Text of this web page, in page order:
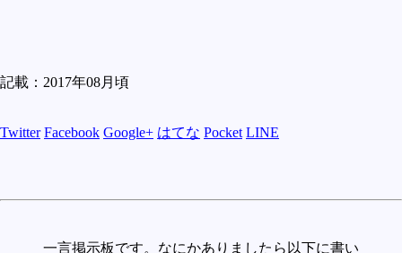
記載：2017年08月頃
Twitter Facebook Google+ はてな Pocket LINE
一言掲示板です。なにかありましたら以下に書い